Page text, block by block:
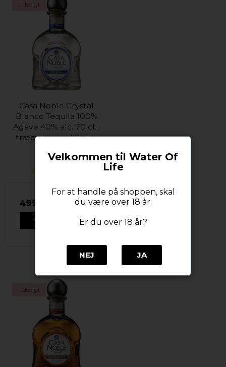
Udsolgt
Casa Noble Crystal
Blanco Tequila 100%
Agave 40% alc. 70 cl. i
trææske med 2 glas
499,00 DKK
VIS PRODUKT
Udsolgt
Velkommen til Water Of
Life
For at handle på shoppen, skal
du være over 18 år.
Er du over 18 år?
NEJ JA